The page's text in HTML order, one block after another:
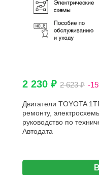
2 230 ₽ 2 623 ₽ -
Двигатели TOYOTA
ремонту,
руководство по
Aвтодата